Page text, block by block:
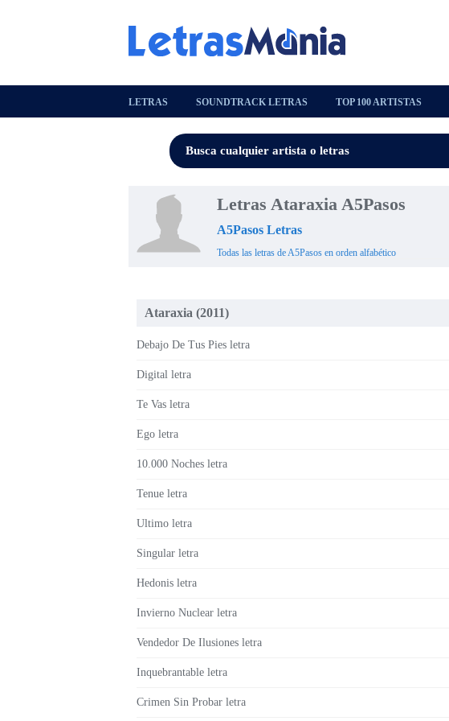
LETRAS SOUNDTRACK LETRAS TOP 100 ARTISTAS
Letras Ataraxia A5Pasos
A5Pasos Letras
Todas las letras de A5Pasos en orden alfabético
Ataraxia (2011)
Debajo De Tus Pies letra
Digital letra
Te Vas letra
Ego letra
10.000 Noches letra
Tenue letra
Ultimo letra
Singular letra
Hedonis letra
Invierno Nuclear letra
Vendedor De Ilusiones letra
Inquebrantable letra
Crimen Sin Probar letra